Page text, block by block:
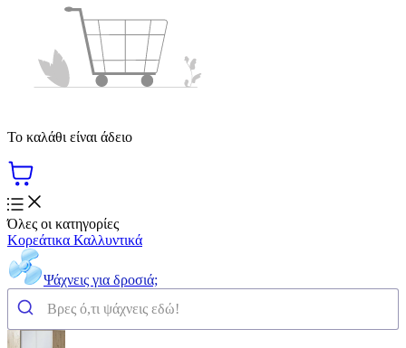
Το καλάθι είναι άδειο
Όλες οι κατηγορίες
Κορεάτικα Καλλυντικά
Ψάχνεις για δροσιά;